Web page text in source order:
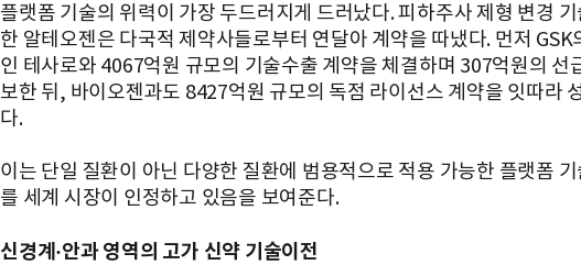
플랫폼 기술의 위력이 가장 두드러지게 드러났다. 피하주사 제형 변경
한 알테오젠은 다국적 제약사들로부터 연달아 계약을 따냈다. 먼저 GSK
인 테사로와 4067억원 규모의 기술수출 계약을 체결하며 307억원의 선
보한 뒤, 바이오젠과도 8427억원 규모의 독점 라이선스 계약을 잇따라
다.
이는 단일 질환이 아닌 다양한 질환에 범용적으로 적용 가능한 플랫폼 기
를 세계 시장이 인정하고 있음을 보여준다.
신경계·안과 영역의 고가 신약 기술이전